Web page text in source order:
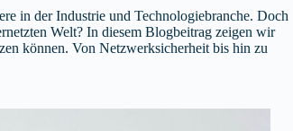
in der Industrie und Technologiebranche. Doch
Welt? In diesem Blogbeitrag zeigen wir
können. Von Netzwerksicherheit bis hin zu